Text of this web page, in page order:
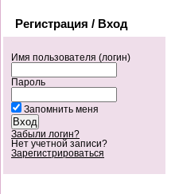
Регистрация / Вход
Имя пользователя (логин)
Пароль
Запомнить меня
Забыли логин?
Нет учетной записи?
Зарегистрироваться